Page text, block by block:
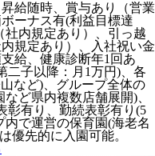
給随時、賞与あり（営業
ーナス有(利益目標達
社内規定あり）、引っ越
規定あり）、入社祝い金
給、健康診断年1回あ
二子以降：月1万円)、各
など)、グループ全体の
ど県内複数店舗展開)、
彰有り、勤続表彰有り(5
で運営の保育園(海老名
優先的に入園可能。